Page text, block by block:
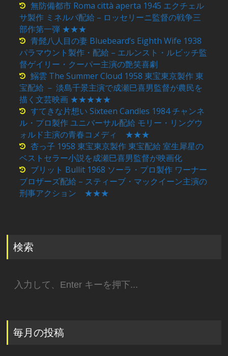
無防備都市 Roma città aperta 1945 エクチェル
サ製作 ミネルバ配給 – ロッセリーニ監督の戦争三
部作第一弾 ★★★
青髭八人目の妻 Bluebeard’s Eighth Wife 1938
パラマウント製作・配給 – エルンスト・ルビッチ監
督ゲイリー・クーパー主演の艶笑喜劇
鰯雲 The Summer Cloud 1958 東宝東京製作 東
宝配給 － 淡島千景主演で成瀬巳喜男監督が農民を
描く文芸映画 ★★★★★
すてきな片想い Sixteen Candles 1984 チャンネ
ル・プロ製作 ユニバーサル配給 モリー・リングウ
ォルド主演の青春コメディ ★★★
杏っ子 1958 東宝東京製作 東宝配給 室生犀星の
ベストセラー小説を成瀬巳喜男監督が映画化
ブリット Bullit 1968 ソーラ・プロ製作 ワーナー
ブロザーズ配給 – スティーブ・マックイーン主演の
刑事アクション ★★★
検索
索:
毎月の投稿